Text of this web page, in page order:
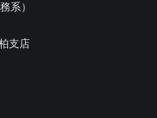
系）
支店